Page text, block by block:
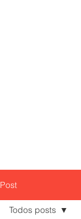
Post
Todos posts